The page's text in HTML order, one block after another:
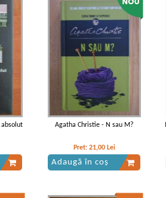
absolut Agatha Christie - N sau M?
Pret: 21,00 Lei
Adaugă în coș